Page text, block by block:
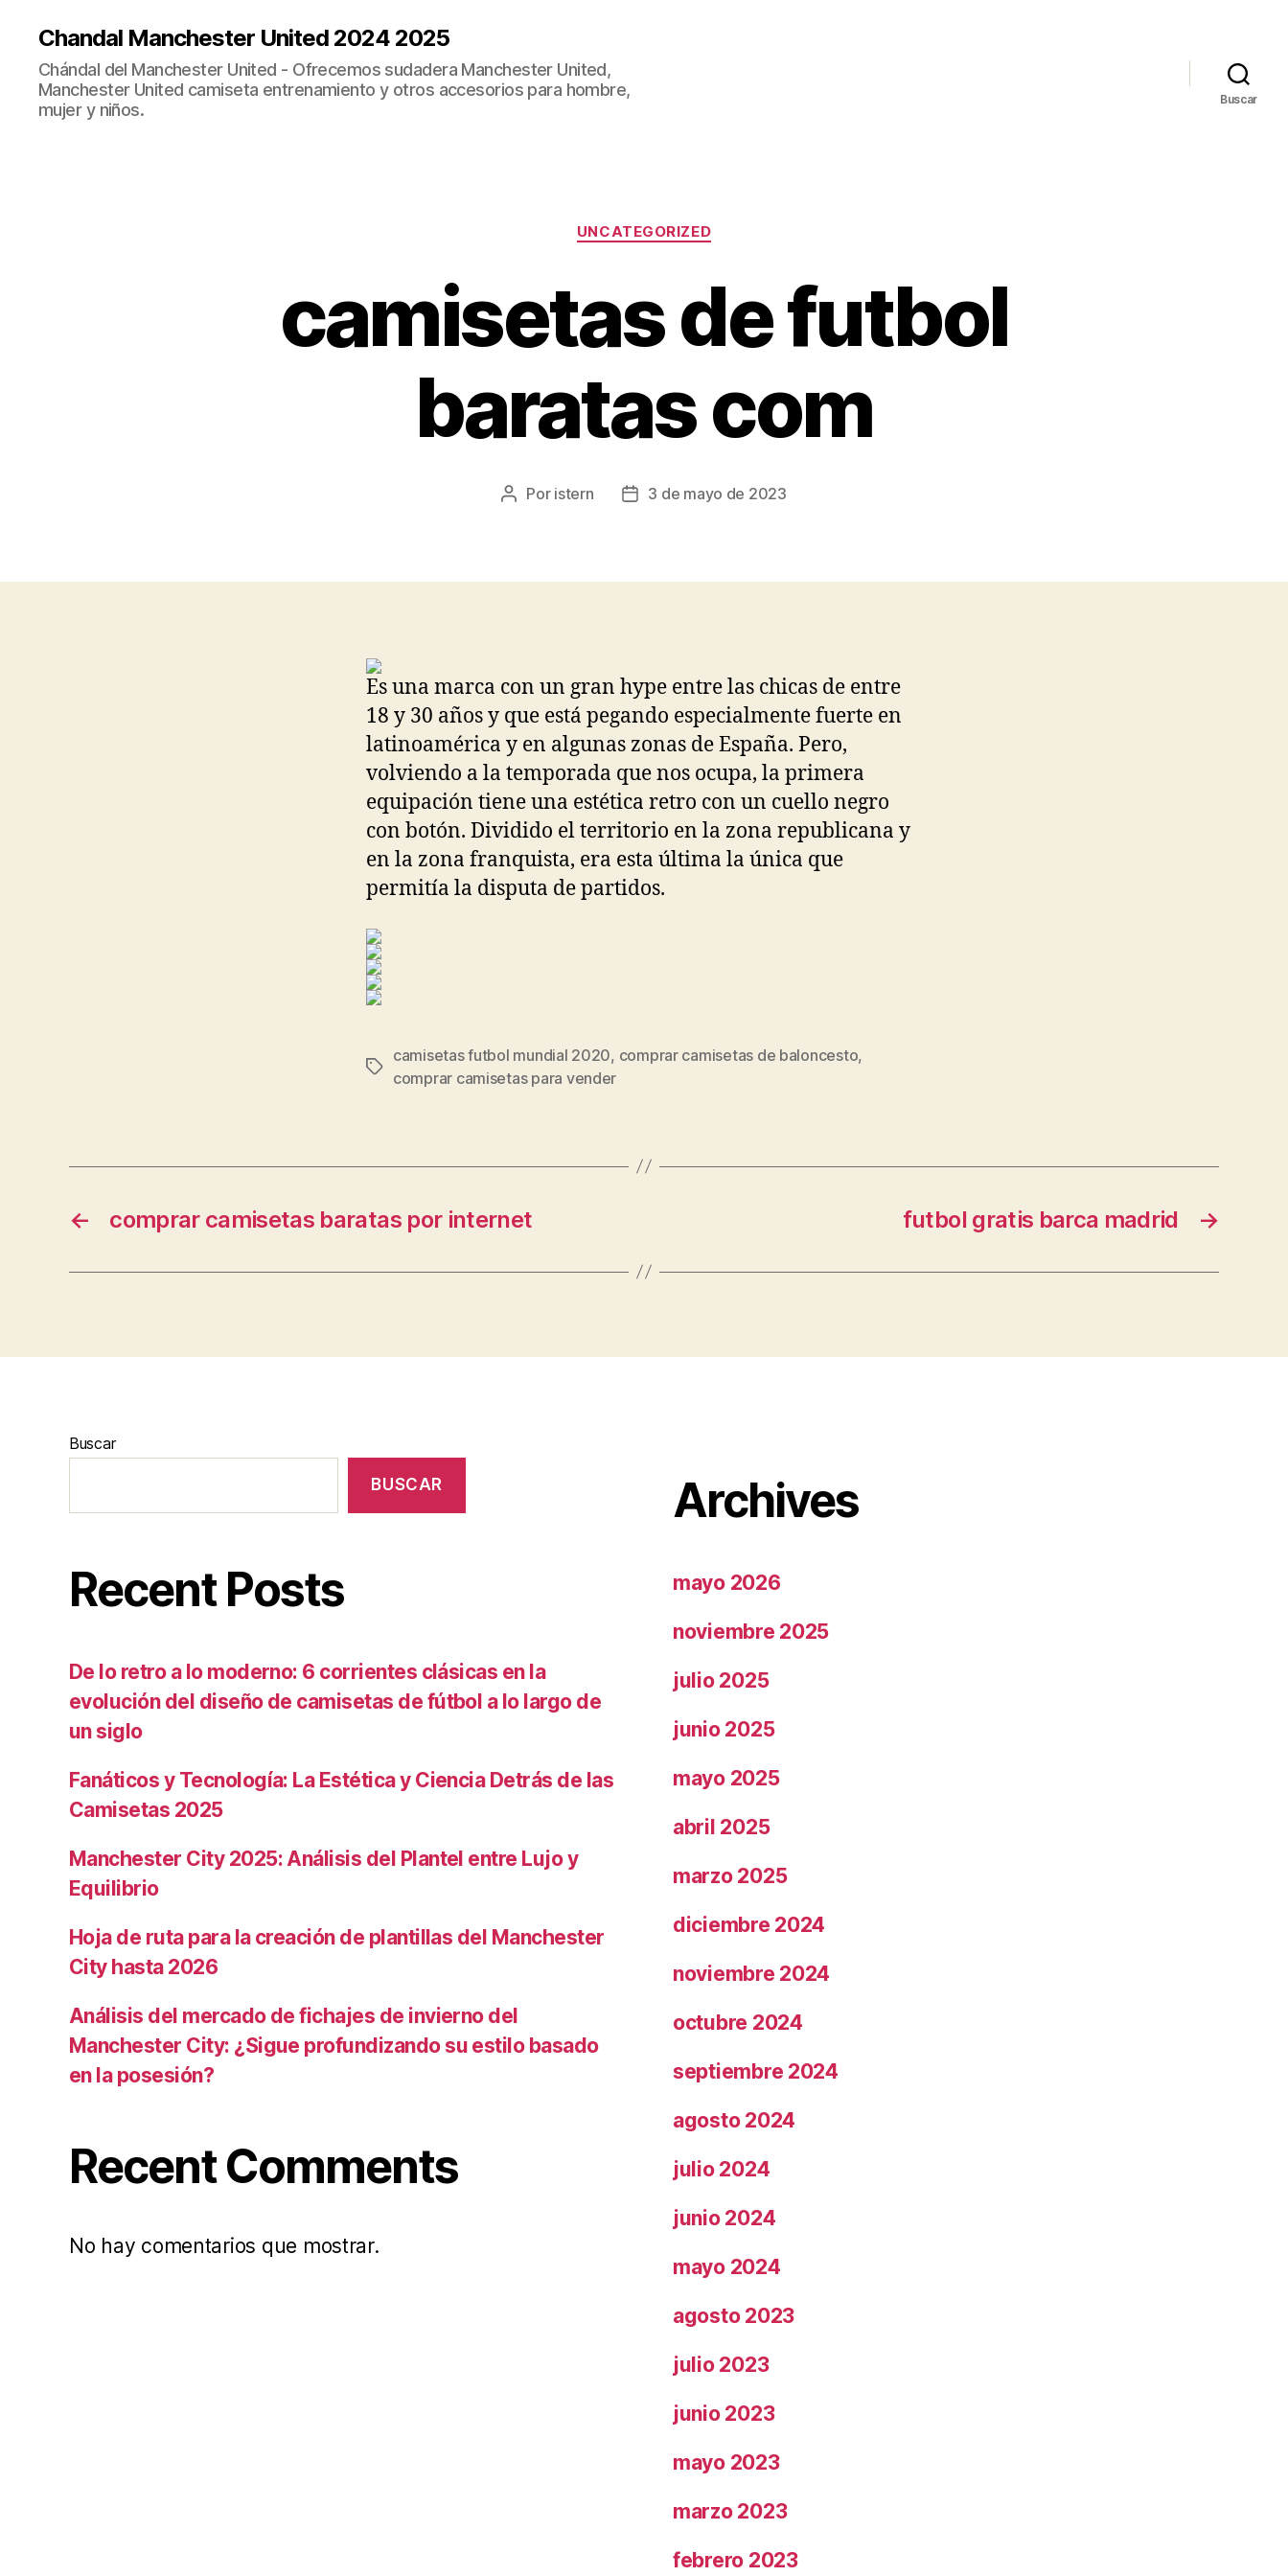
Chandal Manchester United 2024 2025
Chándal del Manchester United - Ofrecemos sudadera Manchester United,
Manchester United camiseta entrenamiento y otros accesorios para hombre,
mujer y niños.
Buscar
Categorías
UNCATEGORIZED
camisetas de futbol
baratas com
Autor
Por istern
Fecha3 de mayo de 2023
Es una marca con un gran hype entre las chicas de entre
18 y 30 años y que está pegando especialmente fuerte en
latinoamérica y en algunas zonas de España. Pero,
volviendo a la temporada que nos ocupa, la primera
equipación tiene una estética retro con un cuello negro
con botón. Dividido el territorio en la zona republicana y
en la zona franquista, era esta última la única que
permitía la disputa de partidos.
Etiquetas
camisetas futbol mundial 2020, comprar camisetas de baloncesto,
comprar camisetas para vender
← comprar camisetas baratas por internet →
futbol gratis barca madrid
Buscar
BUSCAR
Recent Posts
De lo retro a lo moderno: 6 corrientes clásicas en la
evolución del diseño de camisetas de fútbol a lo largo de
un siglo
Fanáticos y Tecnología: La Estética y Ciencia Detrás de las
Camisetas 2025
Manchester City 2025: Análisis del Plantel entre Lujo y
Equilibrio
Hoja de ruta para la creación de plantillas del Manchester
City hasta 2026
Análisis del mercado de fichajes de invierno del
Manchester City: ¿Sigue profundizando su estilo basado
en la posesión?
Recent Comments
No hay comentarios que mostrar.
Archives
mayo 2026
noviembre 2025
julio 2025
junio 2025
mayo 2025
abril 2025
marzo 2025
diciembre 2024
noviembre 2024
octubre 2024
septiembre 2024
agosto 2024
julio 2024
junio 2024
mayo 2024
agosto 2023
julio 2023
junio 2023
mayo 2023
marzo 2023
febrero 2023